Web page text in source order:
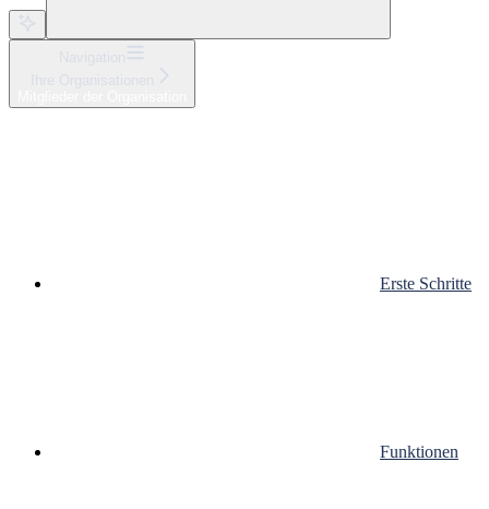
Erste Schritte
Funktionen